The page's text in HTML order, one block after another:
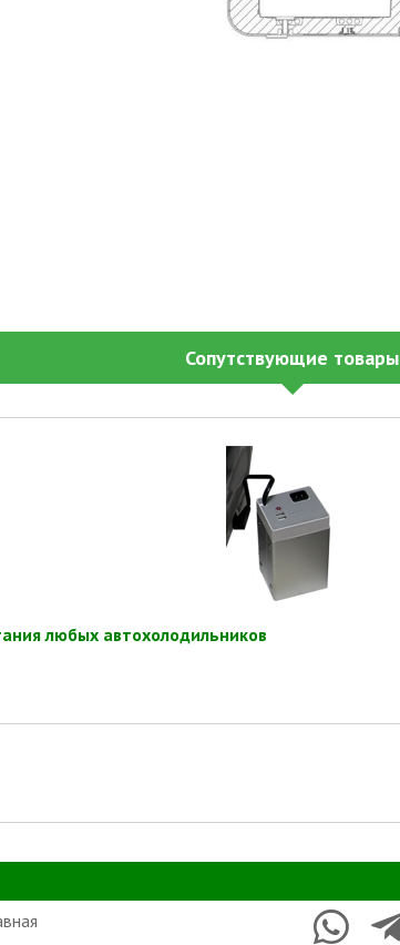
Сопутствующие товары
любых автохолодильников